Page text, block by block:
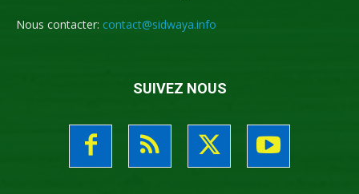
Nous contacter: contact@sidwaya.info
SUIVEZ NOUS